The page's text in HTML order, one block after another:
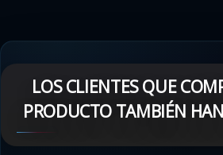
LOS CLIENTES QUE
PRODUCTO TAMBIÉN